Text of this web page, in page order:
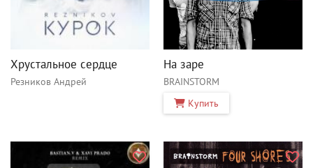
Хрустальное сердце
Резников Андрей
На заре
BRAINSTORM
Купить